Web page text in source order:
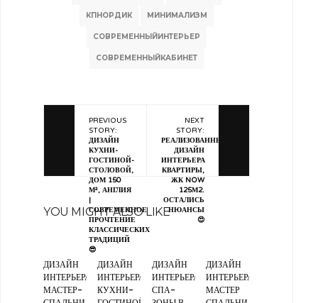
КПНОРДИК МИНИМАЛИЗМ
СОВРЕМЕННЫЙИНТЕРЬЕР
СОВРЕМЕННЫЙКАБИНЕТ
PREVIOUS
STORY:
ДИЗАЙН
КУХНИ-
ГОСТИНОЙ-
СТОЛОВОЙ,
ДОМ 150
М², АНГЛИЯ
|
СОВРЕМЕННОЕ
ПРОЧТЕНИЕ
КЛАССИЧЕСКИХ
ТРАДИЦИЙ
😎
NEXT
STORY:
РЕАЛИЗОВАННЫЙ
ДИЗАЙН
ИНТЕРЬЕРА
КВАРТИРЫ,
ЖК NOW
125М2.
ОСТАЛИСЬ
НЮАНСЫ
😍
YOU MIGHT ALSO LIKE
ДИЗАЙН
ИНТЕРЬЕРА
МАСТЕР-
ДИЗАЙН
ИНТЕРЬЕРА
КУХНИ-
ДИЗАЙН
ИНТЕРЬЕРА
СПА-
ДИЗАЙН
ИНТЕРЬЕРА
МАСТЕР